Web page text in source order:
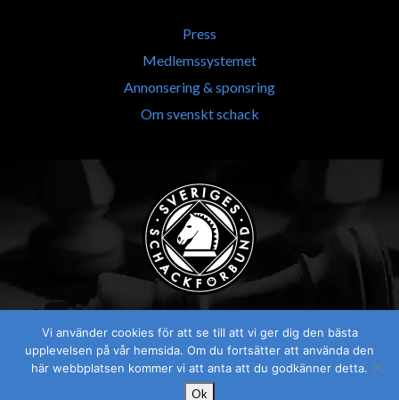
Press
Medlemssystemet
Annonsering & sponsring
Om svenskt schack
Vi använder cookies för att se till att vi ger dig den bästa
upplevelsen på vår hemsida. Om du fortsätter att använda den
här webbplatsen kommer vi att anta att du godkänner detta.
Ok